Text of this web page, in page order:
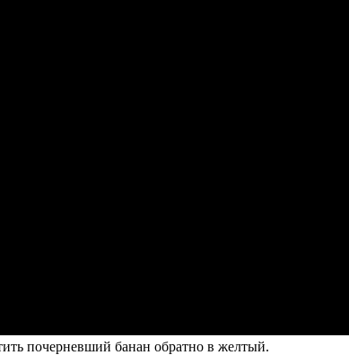
почерневший банан обратно в желтый.